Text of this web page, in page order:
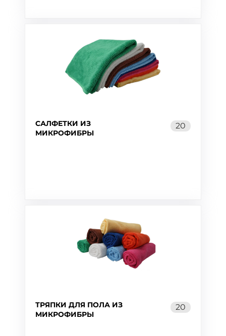
САЛФЕТКИ ИЗ
МИКРОФИБРЫ
20
ТРЯПКИ ДЛЯ ПОЛА ИЗ
МИКРОФИБРЫ
20